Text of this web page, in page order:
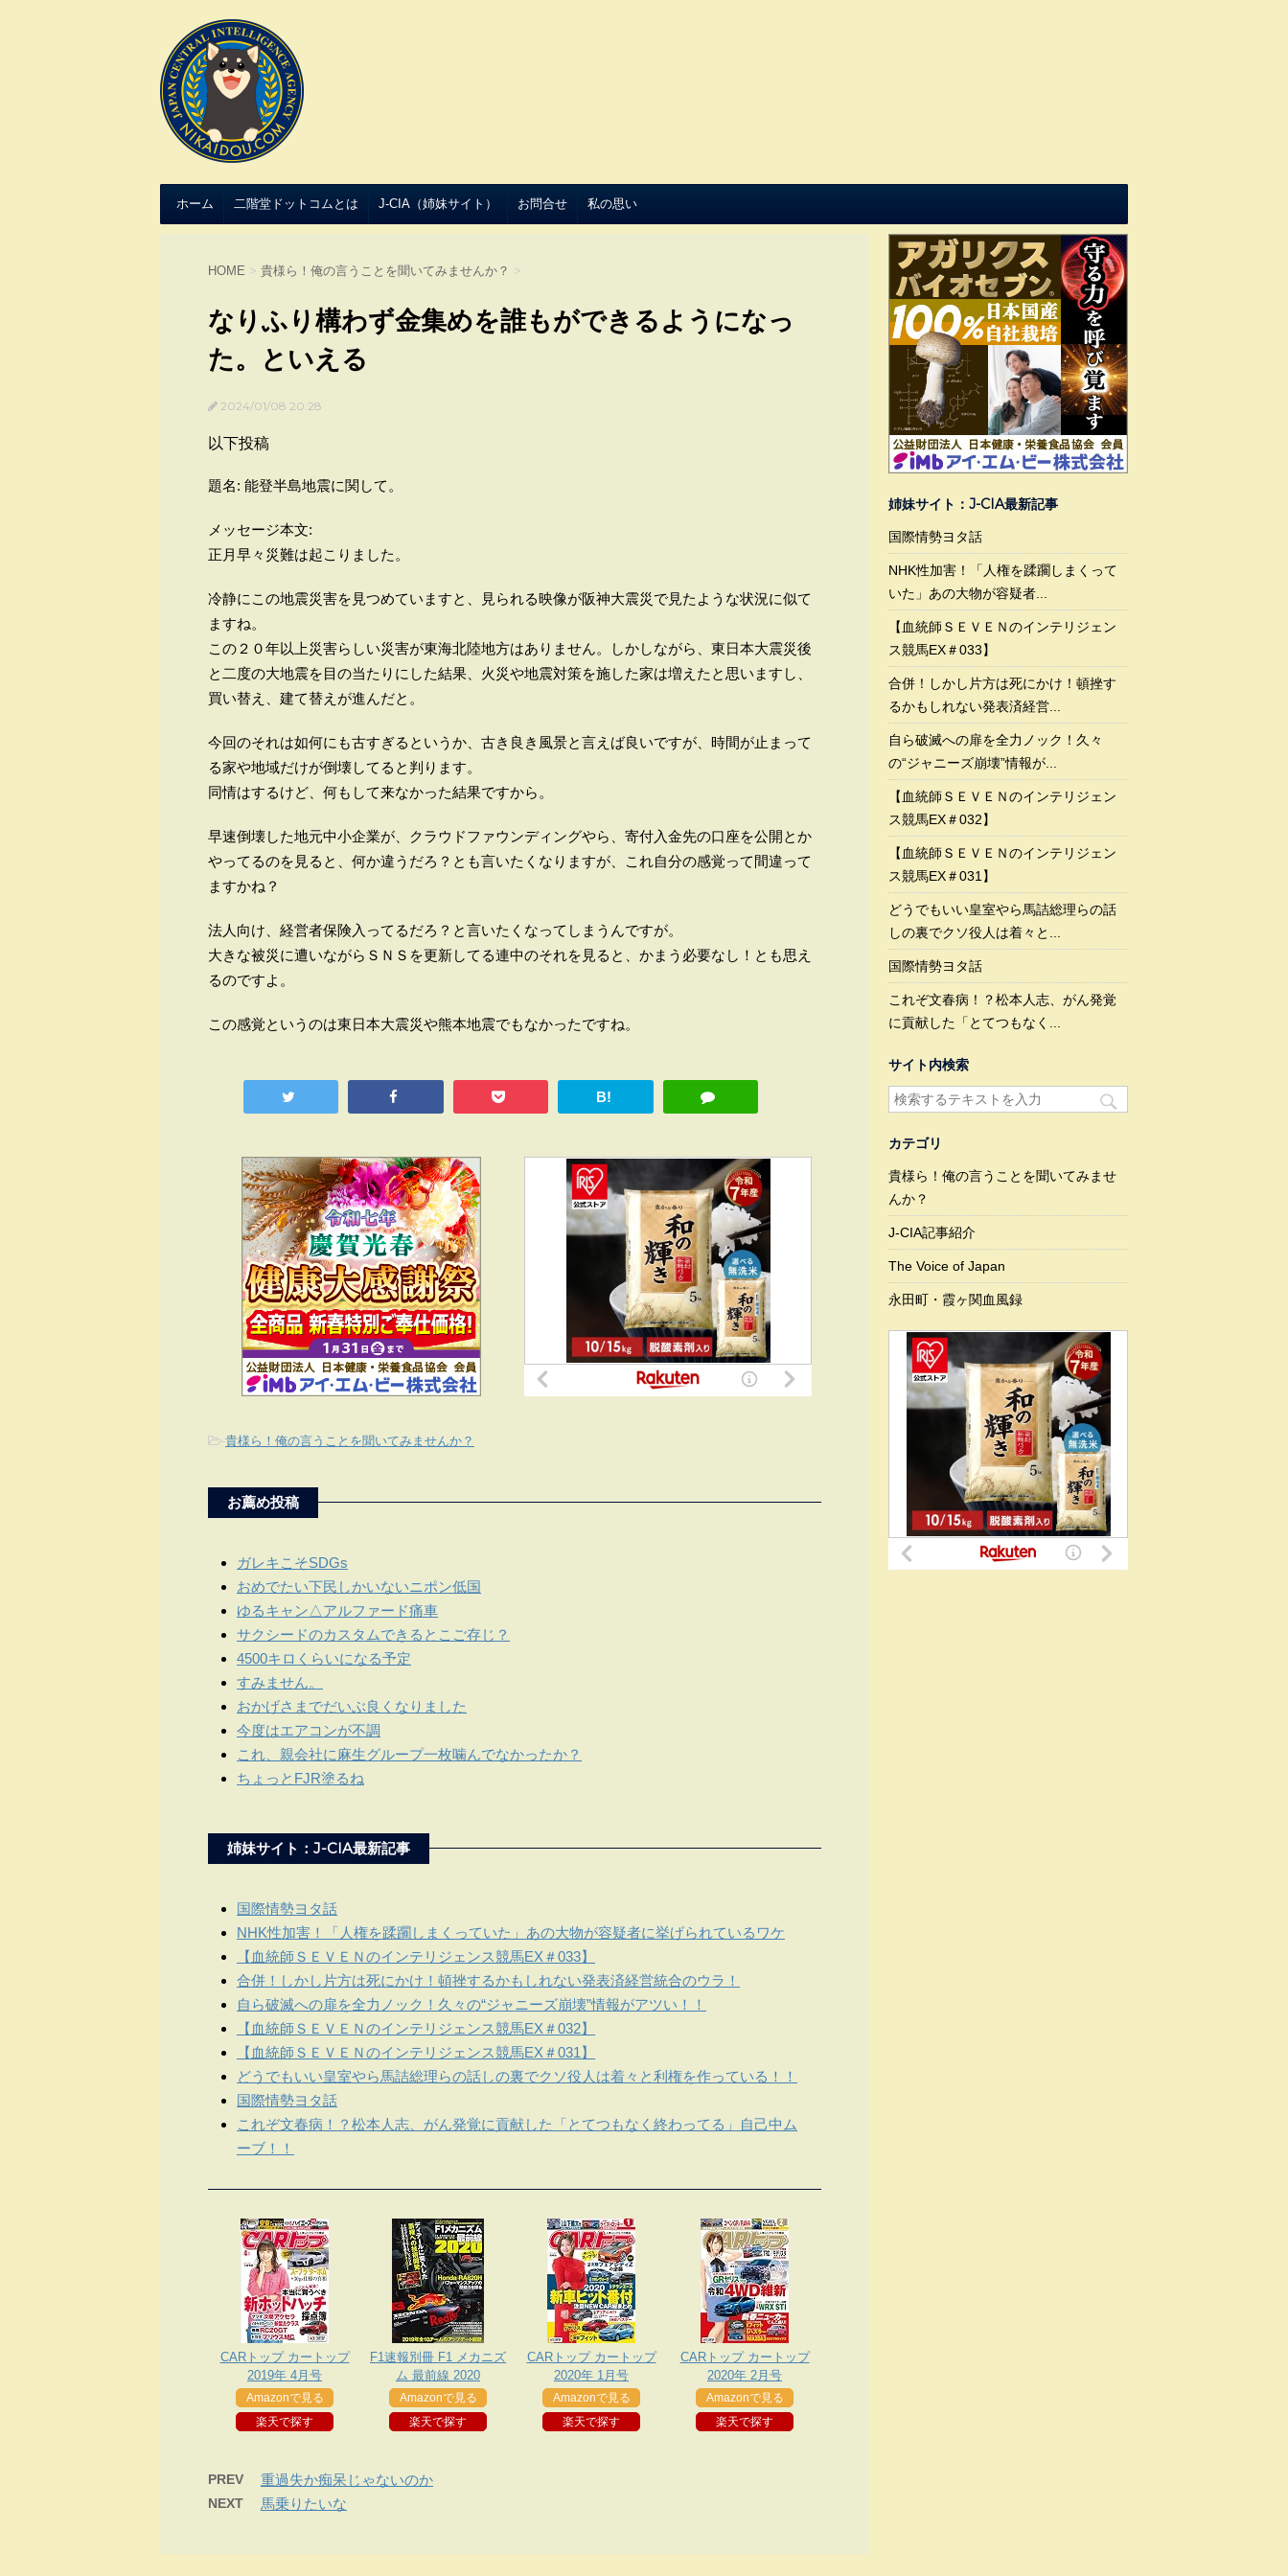
ホーム 二階堂ドットコムとは J-CIA（姉妹サイト） お問合せ 私の思い
HOME > 貴様ら！俺の言うことを聞いてみませんか？ >
なりふり構わず金集めを誰もができるようになっ
た。といえる
2024/01/08 20:28
以下投稿
題名: 能登半島地震に関して。
メッセージ本文:
正月早々災難は起こりました。
冷静にこの地震災害を見つめていますと、見られる映像が阪神大震災で見たような状況に似て
ますね。
この２０年以上災害らしい災害が東海北陸地方はありません。しかしながら、東日本大震災後
と二度の大地震を目の当たりにした結果、火災や地震対策を施した家は増えたと思いますし、
買い替え、建て替えが進んだと。
今回のそれは如何にも古すぎるというか、古き良き風景と言えば良いですが、時間が止まって
る家や地域だけが倒壊してると判ります。
同情はするけど、何もして来なかった結果ですから。
早速倒壊した地元中小企業が、クラウドファウンディングやら、寄付入金先の口座を公開とか
やってるのを見ると、何か違うだろ？とも言いたくなりますが、これ自分の感覚って間違って
ますかね？
法人向け、経営者保険入ってるだろ？と言いたくなってしまうんですが。
大きな被災に遭いながらＳＮＳを更新してる連中のそれを見ると、かまう必要なし！とも思え
るのですよ。
この感覚というのは東日本大震災や熊本地震でもなかったですね。
B!
-貴様ら！俺の言うことを聞いてみませんか？
お薦め投稿
ガレキこそSDGs
おめでたい下民しかいないニポン低国
ゆるキャン△アルファード痛車
サクシードのカスタムできるとこご存じ？
4500キロくらいになる予定
すみません。
おかげさまでだいぶ良くなりました
今度はエアコンが不調
これ、親会社に麻生グループ一枚噛んでなかったか？
ちょっとFJR塗るね
姉妹サイト：J-CIA最新記事
国際情勢ヨタ話
NHK性加害！「人権を蹂躙しまくっていた」あの大物が容疑者に挙げられているワケ
【血統師ＳＥＶＥＮのインテリジェンス競馬EX＃033】
合併！しかし片方は死にかけ！頓挫するかもしれない発表済経営統合のウラ！
自ら破滅への扉を全力ノック！久々の“ジャニーズ崩壊”情報がアツい！！
【血統師ＳＥＶＥＮのインテリジェンス競馬EX＃032】
【血統師ＳＥＶＥＮのインテリジェンス競馬EX＃031】
どうでもいい皇室やら馬詰総理らの話しの裏でクソ役人は着々と利権を作っている！！
国際情勢ヨタ話
これぞ文春病！？松本人志、がん発覚に貢献した「とてつもなく終わってる」自己中ム
ーブ！！
CARトップ カートップ
2019年 4月号
Amazonで見る
楽天で探す
F1速報別冊 F1 メカニズ
ム 最前線 2020
Amazonで見る
楽天で探す
CARトップ カートップ
2020年 1月号
Amazonで見る
楽天で探す
CARトップ カートップ
2020年 2月号
Amazonで見る
楽天で探す
PREV 重過失か痴呆じゃないのか
NEXT 馬乗りたいな
姉妹サイト：J-CIA最新記事
国際情勢ヨタ話
NHK性加害！「人権を蹂躙しまくって
いた」あの大物が容疑者...
【血統師ＳＥＶＥＮのインテリジェン
ス競馬EX＃033】
合併！しかし片方は死にかけ！頓挫す
るかもしれない発表済経営...
自ら破滅への扉を全力ノック！久々
の“ジャニーズ崩壊”情報が...
【血統師ＳＥＶＥＮのインテリジェン
ス競馬EX＃032】
【血統師ＳＥＶＥＮのインテリジェン
ス競馬EX＃031】
どうでもいい皇室やら馬詰総理らの話
しの裏でクソ役人は着々と...
国際情勢ヨタ話
これぞ文春病！？松本人志、がん発覚
に貢献した「とてつもなく...
サイト内検索
カテゴリ
貴様ら！俺の言うことを聞いてみませ
んか？
J-CIA記事紹介
The Voice of Japan
永田町・霞ヶ関血風録